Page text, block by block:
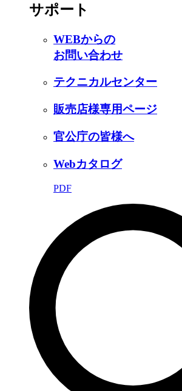
サポート
WEBからの
お問い合わせ
テクニカルセンター
販売店様専用ページ
官公庁の皆様へ
Webカタログ
PDF